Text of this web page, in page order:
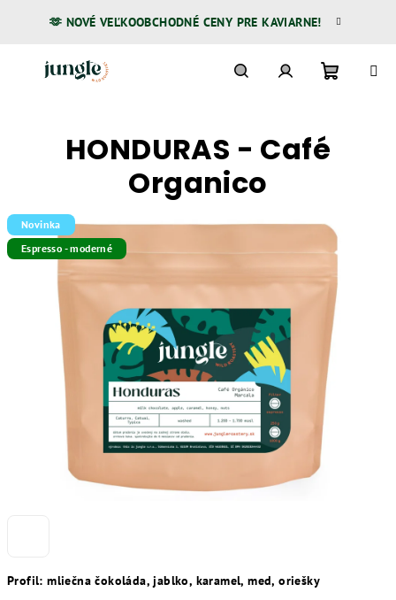
🫶 NOVÉ VEĽKOOBCHODNÉ CENY PRE KAVIARNE!
košík
Profil: mliečna čokoláda, jablko, karamel, med, oriešky
HONDURAS - Café
Organico
Novinka
Espresso - moderné